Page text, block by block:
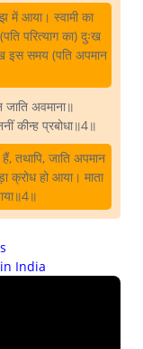
में आया। स्वामी का
परित्याग का) दुःख
इस समय (पति अपमान
अवमाना॥
कीन्ह प्रबोधा॥4॥
तथापि, जाति अपमान
हो आया। माता
India